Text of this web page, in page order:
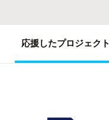
応援したプロジェクト